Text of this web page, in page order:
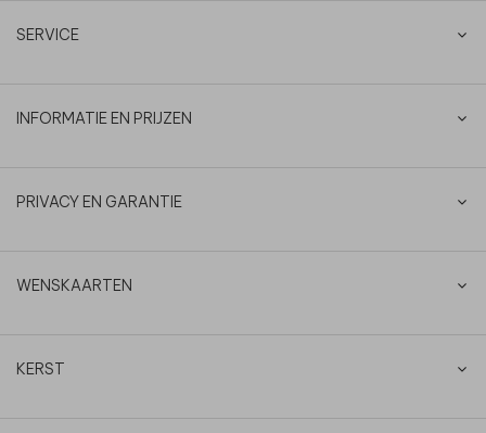
SERVICE
INFORMATIE EN PRIJZEN
PRIVACY EN GARANTIE
WENSKAARTEN
KERST